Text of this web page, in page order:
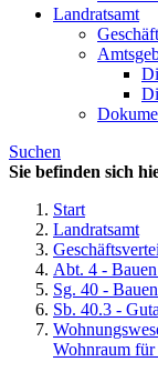
Landratsamt
Suchen
Sie befinden sich
Start
Landratsamt
Abt. 4 -
Sg. 40 -
Sb. 40.3 -
Wohnraum für